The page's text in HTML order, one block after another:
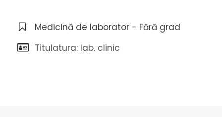
Medicină de laborator - Fără grad
Titulatura: lab. clinic